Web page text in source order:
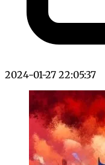
2024-01-27 22:05:37